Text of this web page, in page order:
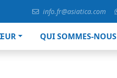
info.fr@asiatica.com
QUI SOMMES-NOUS